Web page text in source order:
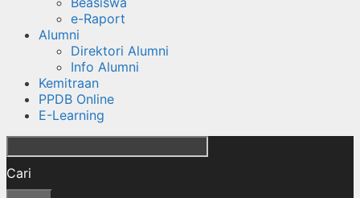
e-Raport
Alumni
Direktori Alumni
Info Alumni
Kemitraan
PPDB Online
E-Learning
Cari